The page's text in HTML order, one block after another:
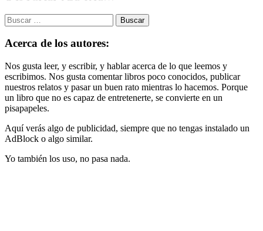
Buscar:
Acerca de los autores:
Nos gusta leer, y escribir, y hablar acerca de lo que leemos y
escribimos. Nos gusta comentar libros poco conocidos, publicar
nuestros relatos y pasar un buen rato mientras lo hacemos. Porque
un libro que no es capaz de entretenerte, se convierte en un
pisapapeles.
Aquí verás algo de publicidad, siempre que no tengas instalado un
AdBlock o algo similar.
Yo también los uso, no pasa nada.